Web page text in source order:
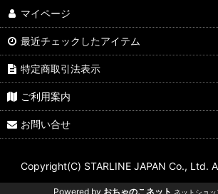
マイページ
最近チェックしたアイテム
特定商取引法表示
ご利用案内
お問い合せ
Copyright(C) STARLINE JAPAN Co., Ltd.
Powered by おちゃのこネット ネットショッ